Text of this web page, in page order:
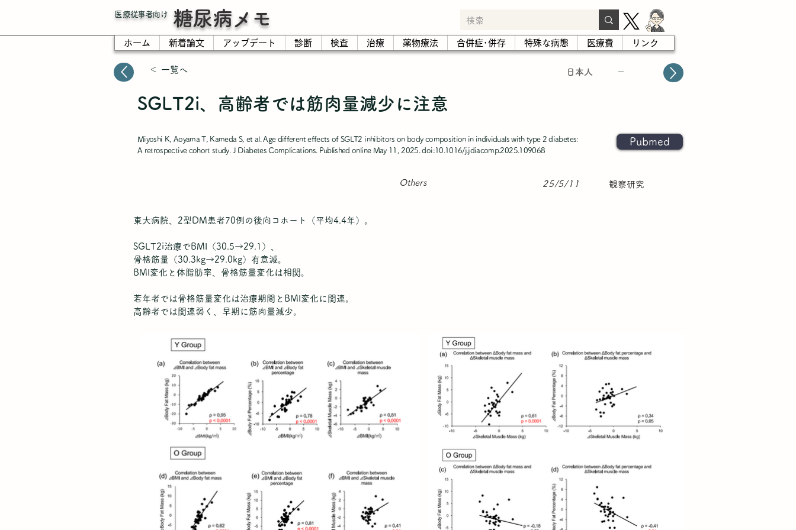
​医療従事者向け 糖尿病メモ
ホーム 新着論文 アップデート 診断 検査 治療 薬物療法 合併症･併存 特殊な病態 医療費 リンク
＜ 一覧へ 日本人 －
SGLT2i、高齢者では筋肉量減少に注意
Miyoshi K, Aoyama T, Kameda S, et al. Age different effects of SGLT2 inhibitors on body composition in individuals with type 2 diabetes:
A retrospective cohort study. J Diabetes Complications. Published online May 11, 2025. doi:10.1016/j.jdiacomp.2025.109068
25/5/11
Others
Pubmed
観察研究
東大病院、2型DM患者70例の後向コホート（平均4.4年）。
SGLT2i治療でBMI（30.5→29.1）、
骨格筋量（30.3kg→29.0kg）有意減。
BMI変化と体脂肪率、骨格筋量変化は相関。
若年者では骨格筋量変化は治療期間とBMI変化に関連。
高齢者では関連弱く、早期に筋肉量減少。